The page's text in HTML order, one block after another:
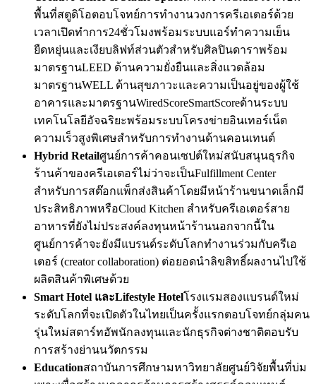
พื้นที่สตูดิโอตอบโจทย์การทำงานวงการครีเอเตอร์ด้วย
เวลาเปิดทำการ24ชั่วโมงพร้อมระบบแอร์ทำความเย็น
ยืดหยุ่นและเงียบลิฟท์ส่วนตัวสำหรับศิลปินดาราพร้อม
มาตรฐานLEED ด้านความยั่งยืนและสิ่งแวดล้อม
มาตรฐานWELL ด้านสุขภาวะและความเป็นอยู่ของผู้ใช้
อาคารและมาตรฐานWiredScoreSmartScoreด้านระบบ
เทคโนโลยีอัจฉริยะพร้อมระบบโครงข่ายอินเทอร์เน็ต
ความเร็วสูงพิเศษสำหรับการทำงานด้านคอนเทนต์
Hybrid Retailศูนย์การค้าคอนเซปต์ใหม่สนับสนุนธุรกิจ
ร้านค้าของครีเอเตอร์ไม่ว่าจะเป็นFulfillment Center
สำหรับการสต๊อกแพ็กส่งสินค้าโดยมีหน้าร้านขนาดเล็กมี
ประสิทธิภาพหรือCloud Kitchen สำหรับครีเอเตอร์สาย
อาหารที่ยังไม่ประสงค์ลงทุนหน้าร้านนอกจากนี้ใน
ศูนย์การค้าจะยังมีแบรนด์ระดับโลกทำงานร่วมกับครีเอ
เตอร์ (creator collaboration) ต่อยอดนำลิขสิทธิ์ผลงานไปใช้
ผลิตสินค้าพิเศษด้วย
Smart Hotel และLifestyle Hotelโรงแรมสองแบรนด์ใหม่
ระดับโลกที่จะเปิดตัวในไทยเป็นครั้งแรกตอบโจทย์กลุ่มคน
รุ่นใหม่สตาร์ทอัพนักลงทุนและนักธุรกิจต่างชาติตอบรับ
การสร้างย่านนวัตกรรม
Educationสถาบันการศึกษามหาวิทยาลัยศูนย์วิจัยพื้นที่บ่ม